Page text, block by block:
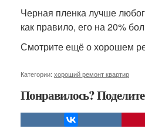
Черная пленка лучше
как правило, его на 20%
Смотрите ещё о хорошем
Категории: хороший ремонт квартир
Понравилось?